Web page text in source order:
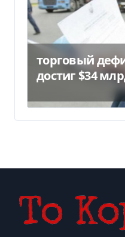
торговый
достиг $34